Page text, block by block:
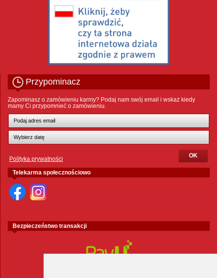
Przypominacz
Zapominasz o zamówieniu karmy? Podaj nam swój email i wskaż kiedy
mamy Ci przypomnieć o zamówieniu.
Polityka prywatności
Telekarma społecznościowo
Bezpieczeństwo transakcji